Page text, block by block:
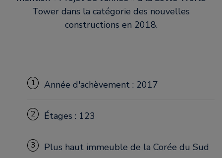
Tower dans la catégorie des nouvelles
constructions en 2018.
1 Année d'achèvement : 2017
2 Étages : 123
3 Plus haut immeuble de la Corée du Sud